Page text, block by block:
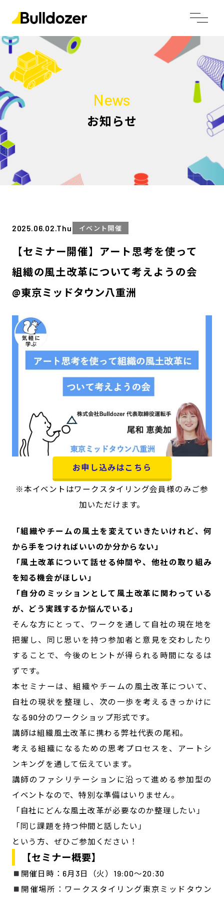
News
お知らせ
2025.06.02.Thu イベント開催
【セミナー開催】アート思考を使って
組織の風土改革について考えようの会
@東京ミッドタウン八重洲
お申し込みはこちら
※本イベントはワークスタイリング会員様のみご参
加いただけます。
「組織やチームの風土を変えていきたいけれど、何
から手をつければいいのか分からない」
「風土改革について話せる仲間や、他社の取り組み
を知る機会がほしい」
「自分のミッションとして風土改革に関わっている
が、どう実践するか悩んでいる」
そんな方にとって、ワークを通して自社の現在地を
把握し、同じ思いを持つ参加者と意見を交わしたり
することで、今後のヒントが得られる時間になるは
ずです。
本セミナーは、組織やチームの風土改革について、
自社の現状を整理し、次の一歩を考えるきっかけに
なる90分のワークショップ形式です。
講師は組織風土改革に携わる弊社代表の尾和。
考える組織になるための思考プロセスを、アートシ
ンキングを通して伝えています。
講師のファシリテーションに沿って進める参加型の
イベントなので、特別な準備はいりません。
「自社にどんな風土改革が必要なのか整理したい」
「同じ課題を持つ仲間と話したい」
という方、ぜひご参加ください！
【セミナー概要】
開催日時：6月3日（火）19:00〜20:30
開催場所：ワークスタイリング東京ミッドタウン